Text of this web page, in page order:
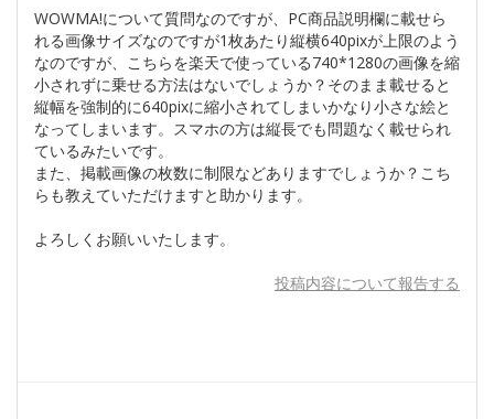
WOWMA!について質問なのですが、PC商品説明欄に載せら
れる画像サイズなのですが1枚あたり縦横640pixが上限のよう
なのですが、こちらを楽天で使っている740*1280の画像を縮
小されずに乗せる方法はないでしょうか？そのまま載せると
縦幅を強制的に640pixに縮小されてしまいかなり小さな絵と
なってしまいます。スマホの方は縦長でも問題なく載せられ
ているみたいです。
また、掲載画像の枚数に制限などありますでしょうか？こち
らも教えていただけますと助かります。
よろしくお願いいたします。
投稿内容について報告する